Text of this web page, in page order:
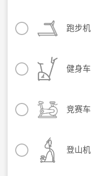
跑步机
健身车
竞赛车
登山机